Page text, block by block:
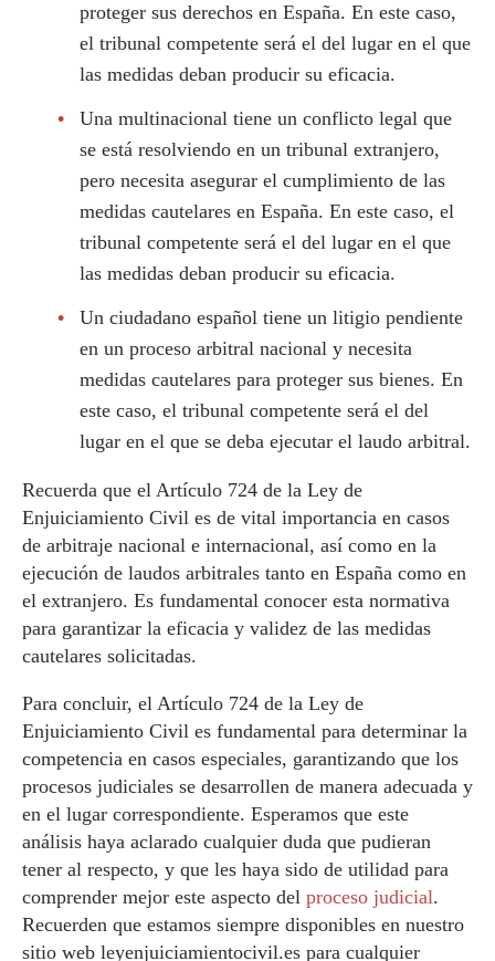
proteger sus derechos en España. En este caso,
el tribunal competente será el del lugar en el que
las medidas deban producir su eficacia.
Una multinacional tiene un conflicto legal que
se está resolviendo en un tribunal extranjero,
pero necesita asegurar el cumplimiento de las
medidas cautelares en España. En este caso, el
tribunal competente será el del lugar en el que
las medidas deban producir su eficacia.
Un ciudadano español tiene un litigio pendiente
en un proceso arbitral nacional y necesita
medidas cautelares para proteger sus bienes. En
este caso, el tribunal competente será el del
lugar en el que se deba ejecutar el laudo arbitral.
Recuerda que el Artículo 724 de la Ley de
Enjuiciamiento Civil es de vital importancia en casos
de arbitraje nacional e internacional, así como en la
ejecución de laudos arbitrales tanto en España como en
el extranjero. Es fundamental conocer esta normativa
para garantizar la eficacia y validez de las medidas
cautelares solicitadas.
Para concluir, el Artículo 724 de la Ley de
Enjuiciamiento Civil es fundamental para determinar la
competencia en casos especiales, garantizando que los
procesos judiciales se desarrollen de manera adecuada y
en el lugar correspondiente. Esperamos que este
análisis haya aclarado cualquier duda que pudieran
tener al respecto, y que les haya sido de utilidad para
comprender mejor este aspecto del proceso judicial.
Recuerden que estamos siempre disponibles en nuestro
sitio web leyenjuiciamientocivil.es para cualquier